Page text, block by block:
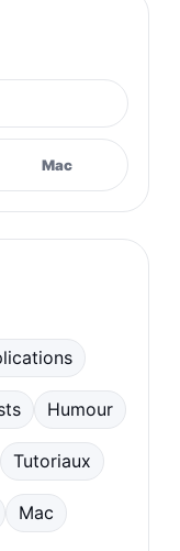
Mac
Humour
Tutoriaux
Mac